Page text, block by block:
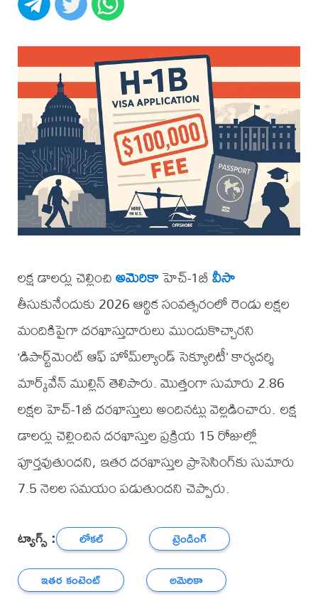
లక్ష డాలర్లు చెల్లించిఅమెరికాహెచ్‌-1బీవీసా
తీసుకునేందుకు 2026 ఆర్థిక సంవత్సరంలో రెండు లక్షల
మందికిపైగా దరఖాస్తుదారులు ముందుకొచ్చారని
‘డిపార్ట్‌మెంట్ ఆఫ్ హోమ్‌ల్యాండ్ సెక్యూరిటీ’ కార్యదర్శి
మార్క్‌వేన్ ముల్లిన్ తెలిపారు. మొత్తంగా సుమారు 2.86
లక్షల హెచ్‌-1బీ దరఖాస్తులు అందినట్లు వెల్లడించారు. లక్ష
డాలర్లు చెల్లించిన దరఖాస్తుల ప్రక్రియ 15 రోజుల్లో
పూర్తవుతుందని, ఇతర దరఖాస్తుల ప్రాసెసింగ్‌కు సుమారు
7.5 నెలల సమయం పడుతుందని చెప్పారు.
ట్యాగ్స్ : లోకల్
ట్రెండింగ్
ఇతర కంటెంట్
అమెరికా